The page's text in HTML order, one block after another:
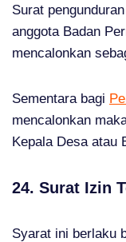
Surat
anggota Badan
mencalonkan
Sementara bagi
mencalonkan
Kepala Desa atau
24. Surat Izin
Syarat ini berlaku